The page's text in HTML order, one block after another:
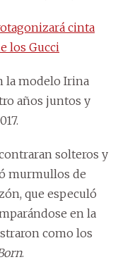
cinta
los Gucci
la modelo Irina
años juntos y
solteros y
murmullos de
que especuló
en la
como los
.